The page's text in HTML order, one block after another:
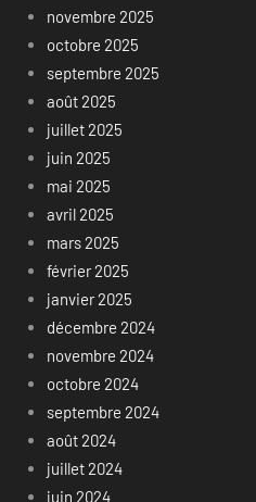
novembre 2025
octobre 2025
septembre 2025
août 2025
juillet 2025
juin 2025
mai 2025
avril 2025
mars 2025
février 2025
janvier 2025
décembre 2024
novembre 2024
octobre 2024
septembre 2024
août 2024
juillet 2024
juin 2024